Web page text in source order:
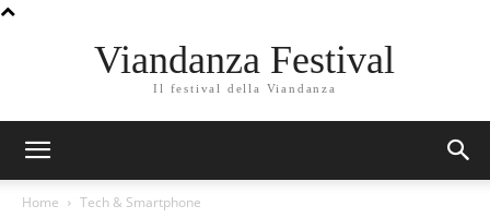
Viandanza Festival
Il festival della Viandanza
Home Tech & Smartphone